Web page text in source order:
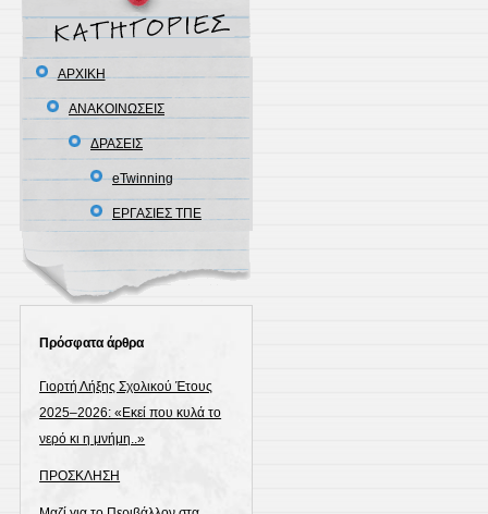
ΑΡΧΙΚΗ
ΑΝΑΚΟΙΝΩΣΕΙΣ
ΔΡΑΣΕΙΣ
eTwinning
ΕΡΓΑΣΙΕΣ ΤΠΕ
Πρόσφατα άρθρα
Γιορτή Λήξης Σχολικού Έτους
2025–2026: «Εκεί που κυλά το
νερό κι η μνήμη..»
ΠΡΟΣΚΛΗΣΗ